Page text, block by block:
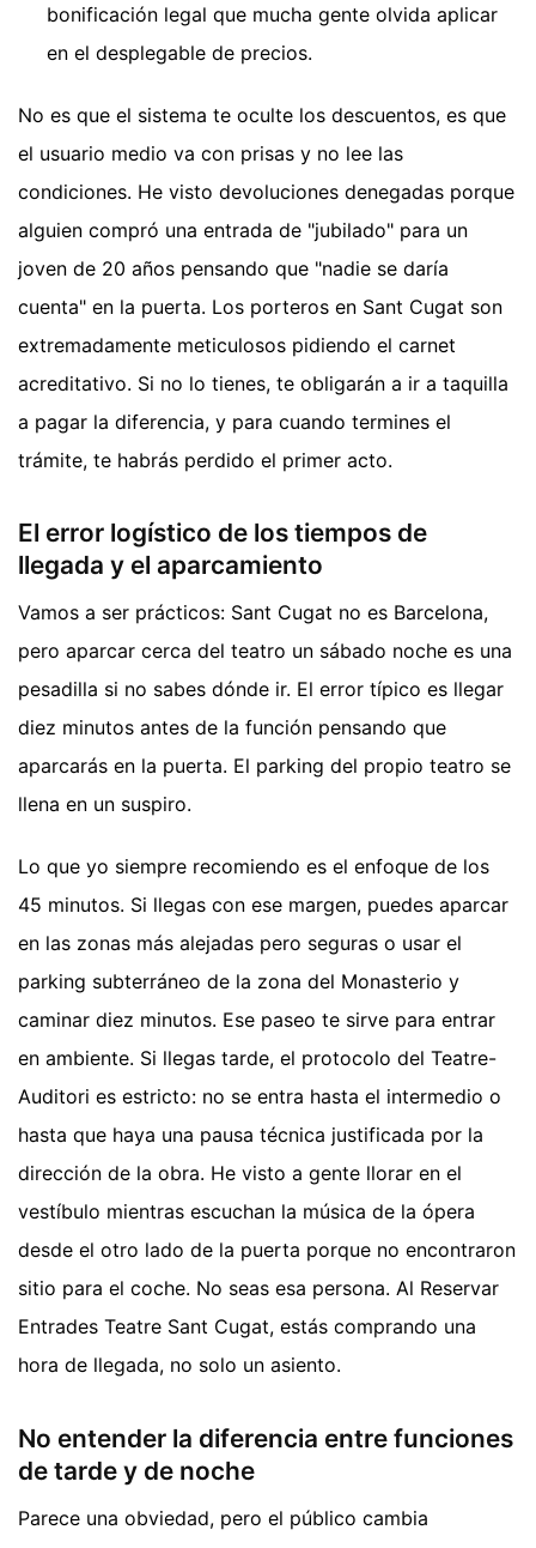
bonificación legal que mucha gente olvida aplicar
en el desplegable de precios.
No es que el sistema te oculte los descuentos, es que
el usuario medio va con prisas y no lee las
condiciones. He visto devoluciones denegadas porque
alguien compró una entrada de "jubilado" para un
joven de 20 años pensando que "nadie se daría
cuenta" en la puerta. Los porteros en Sant Cugat son
extremadamente meticulosos pidiendo el carnet
acreditativo. Si no lo tienes, te obligarán a ir a taquilla
a pagar la diferencia, y para cuando termines el
trámite, te habrás perdido el primer acto.
El error logístico de los tiempos de
llegada y el aparcamiento
Vamos a ser prácticos: Sant Cugat no es Barcelona,
pero aparcar cerca del teatro un sábado noche es una
pesadilla si no sabes dónde ir. El error típico es llegar
diez minutos antes de la función pensando que
aparcarás en la puerta. El parking del propio teatro se
llena en un suspiro.
Lo que yo siempre recomiendo es el enfoque de los
45 minutos. Si llegas con ese margen, puedes aparcar
en las zonas más alejadas pero seguras o usar el
parking subterráneo de la zona del Monasterio y
caminar diez minutos. Ese paseo te sirve para entrar
en ambiente. Si llegas tarde, el protocolo del Teatre-
Auditori es estricto: no se entra hasta el intermedio o
hasta que haya una pausa técnica justificada por la
dirección de la obra. He visto a gente llorar en el
vestíbulo mientras escuchan la música de la ópera
desde el otro lado de la puerta porque no encontraron
sitio para el coche. No seas esa persona. Al Reservar
Entrades Teatre Sant Cugat, estás comprando una
hora de llegada, no solo un asiento.
No entender la diferencia entre funciones
de tarde y de noche
Parece una obviedad, pero el público cambia